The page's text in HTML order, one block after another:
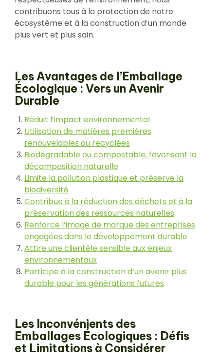
contribuons tous à la protection de notre
écosystème et à la construction d’un monde
plus vert et plus sain.
Les Avantages de l’Emballage
Écologique : Vers un Avenir
Durable
Réduit l’impact environnemental
Utilisation de matières premières
renouvelables ou recyclées
Biodégradable ou compostable, favorisant la
décomposition naturelle
Limite la pollution plastique et préserve la
biodiversité
Contribue à la réduction des déchets et à la
préservation des ressources naturelles
Renforce l’image de marque des entreprises
engagées dans le développement durable
Attire une clientèle sensible aux enjeux
environnementaux
Participe à la construction d’un avenir plus
durable pour les générations futures
Les Inconvénients des
Emballages Écologiques : Défis
et Limitations à Considérer